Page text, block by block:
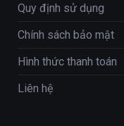
Quy định sử dụng
Chính sách bảo mật
Hình thức thanh toán
Liên hệ